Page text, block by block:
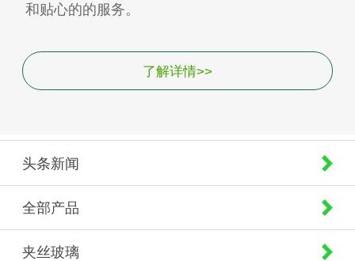
和贴心的的服务。
了解详情>>
头条新闻
全部产品
夹丝玻璃